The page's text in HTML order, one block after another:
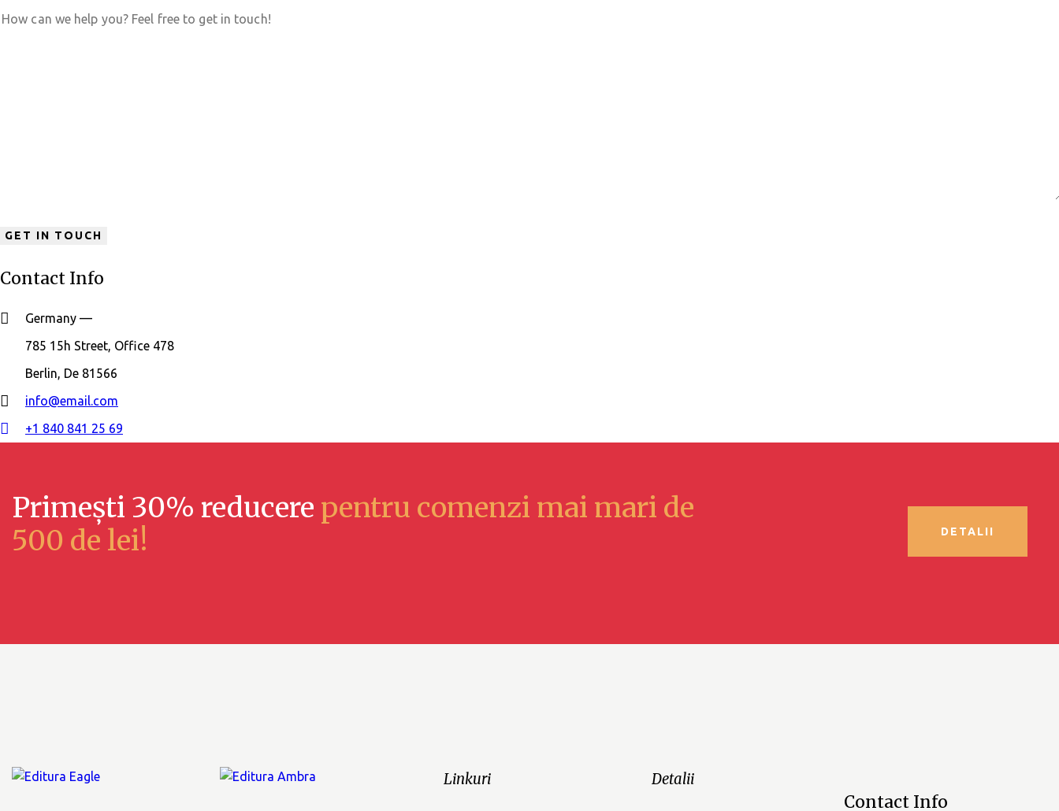
Contact Info
Germany —
785 15h Street, Office 478
Berlin, De 81566
info@email.com
+1 840 841 25 69
Primești 30% reducere pentru comenzi mai mari de
500 de lei!
DETALII
Linkuri Detalii
Contact Info